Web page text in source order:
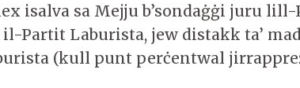
isalva sa Mejju b’sondaġġi juru
Partit Laburista, jew distakk ta’
(kull punt perċentwal